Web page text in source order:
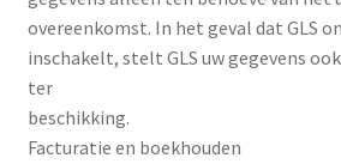
overeenkomst. In het geval dat GLS
inschakelt, stelt GLS uw gegevens
ter
beschikking.
Facturatie en boekhouden